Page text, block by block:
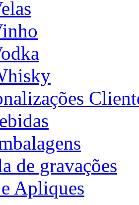
de gravações
Apliques